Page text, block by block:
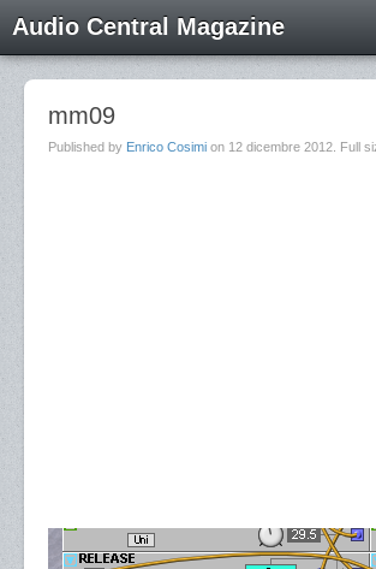
Audio Central Magazine
mm09
Published by Enrico Cosimi on 12 dicembre 2012 . Full